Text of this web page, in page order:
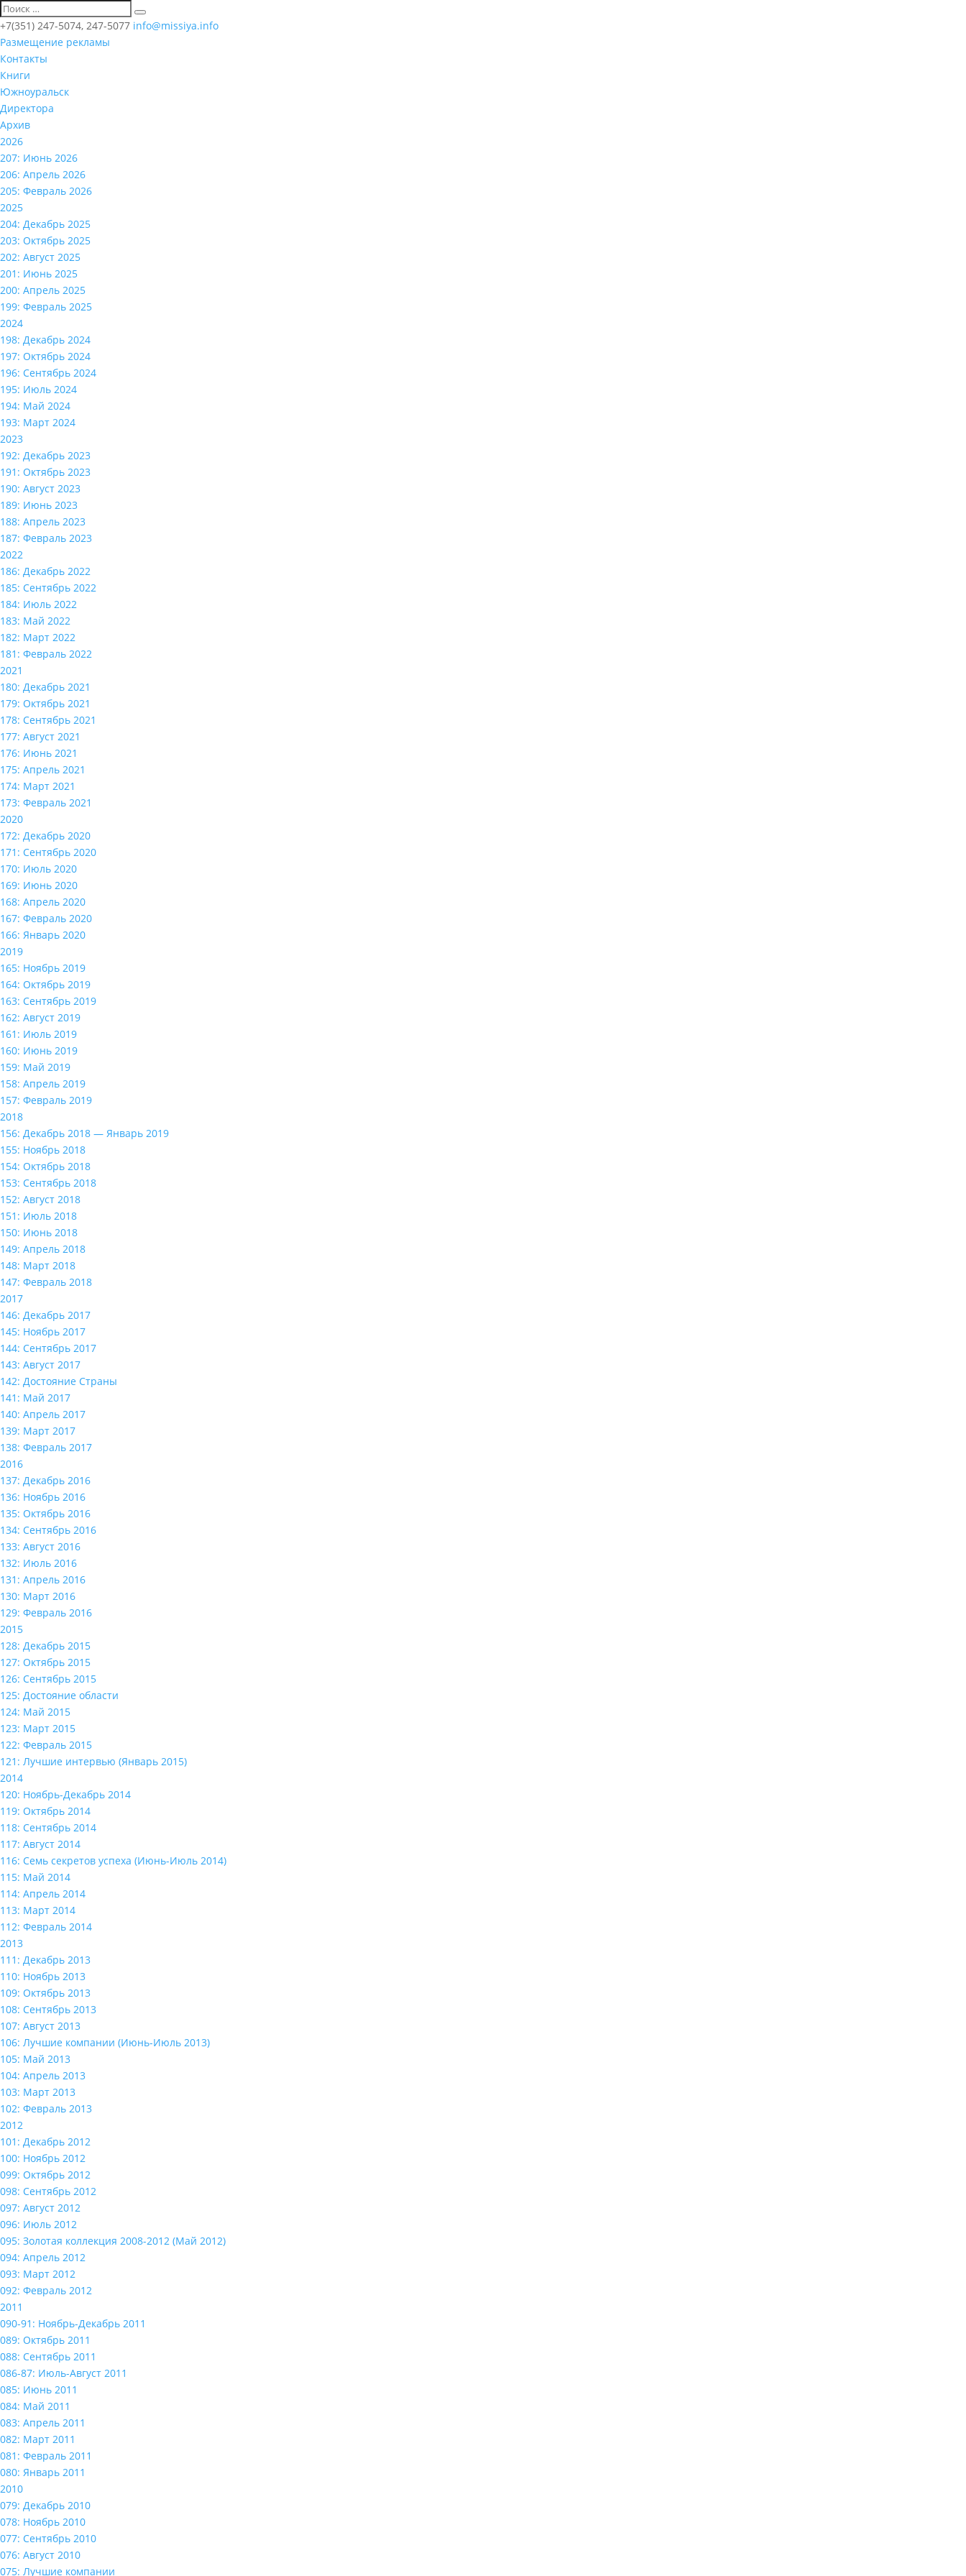
+7(351) 247-5074, 247-5077 info@missiya.info
Размещение рекламы
Контакты
Книги
Южноуральск
Директора
Архив
2026
207: Июнь 2026
206: Апрель 2026
205: Февраль 2026
2025
204: Декабрь 2025
203: Октябрь 2025
202: Август 2025
201: Июнь 2025
200: Апрель 2025
199: Февраль 2025
2024
198: Декабрь 2024
197: Октябрь 2024
196: Сентябрь 2024
195: Июль 2024
194: Май 2024
193: Март 2024
2023
192: Декабрь 2023
191: Октябрь 2023
190: Август 2023
189: Июнь 2023
188: Апрель 2023
187: Февраль 2023
2022
186: Декабрь 2022
185: Сентябрь 2022
184: Июль 2022
183: Май 2022
182: Март 2022
181: Февраль 2022
2021
180: Декабрь 2021
179: Октябрь 2021
178: Сентябрь 2021
177: Август 2021
176: Июнь 2021
175: Апрель 2021
174: Март 2021
173: Февраль 2021
2020
172: Декабрь 2020
171: Сентябрь 2020
170: Июль 2020
169: Июнь 2020
168: Апрель 2020
167: Февраль 2020
166: Январь 2020
2019
165: Ноябрь 2019
164: Октябрь 2019
163: Сентябрь 2019
162: Август 2019
161: Июль 2019
160: Июнь 2019
159: Май 2019
158: Апрель 2019
157: Февраль 2019
2018
156: Декабрь 2018 — Январь 2019
155: Ноябрь 2018
154: Октябрь 2018
153: Сентябрь 2018
152: Август 2018
151: Июль 2018
150: Июнь 2018
149: Апрель 2018
148: Март 2018
147: Февраль 2018
2017
146: Декабрь 2017
145: Ноябрь 2017
144: Сентябрь 2017
143: Август 2017
142: Достояние Страны
141: Май 2017
140: Апрель 2017
139: Март 2017
138: Февраль 2017
2016
137: Декабрь 2016
136: Ноябрь 2016
135: Октябрь 2016
134: Сентябрь 2016
133: Август 2016
132: Июль 2016
131: Апрель 2016
130: Март 2016
129: Февраль 2016
2015
128: Декабрь 2015
127: Октябрь 2015
126: Сентябрь 2015
125: Достояние области
124: Май 2015
123: Март 2015
122: Февраль 2015
121: Лучшие интервью (Январь 2015)
2014
120: Ноябрь-Декабрь 2014
119: Октябрь 2014
118: Сентябрь 2014
117: Август 2014
116: Семь секретов успеха (Июнь-Июль 2014)
115: Май 2014
114: Апрель 2014
113: Март 2014
112: Февраль 2014
2013
111: Декабрь 2013
110: Ноябрь 2013
109: Октябрь 2013
108: Сентябрь 2013
107: Август 2013
106: Лучшие компании (Июнь-Июль 2013)
105: Май 2013
104: Апрель 2013
103: Март 2013
102: Февраль 2013
2012
101: Декабрь 2012
100: Ноябрь 2012
099: Октябрь 2012
098: Сентябрь 2012
097: Август 2012
096: Июль 2012
095: Золотая коллекция 2008-2012 (Май 2012)
094: Апрель 2012
093: Март 2012
092: Февраль 2012
2011
090-91: Ноябрь-Декабрь 2011
089: Октябрь 2011
088: Сентябрь 2011
086-87: Июль-Август 2011
085: Июнь 2011
084: Май 2011
083: Апрель 2011
082: Март 2011
081: Февраль 2011
080: Январь 2011
2010
079: Декабрь 2010
078: Ноябрь 2010
077: Сентябрь 2010
076: Август 2010
075: Лучшие компании